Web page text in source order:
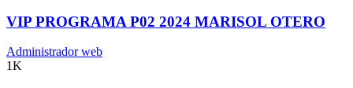
VIP PROGRAMA P02 2024 MARISOL OTERO
Administrador web
1K